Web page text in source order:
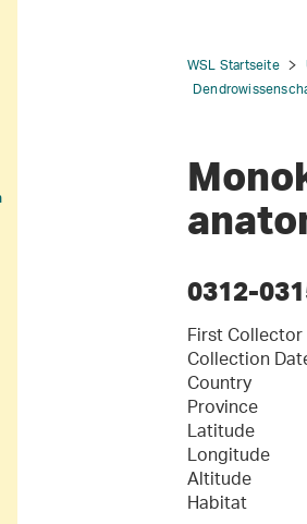
WSL Startseite
0312-
First Collector
Collection
Country
Province
Latitude
Longitude
Altitude
Habitat